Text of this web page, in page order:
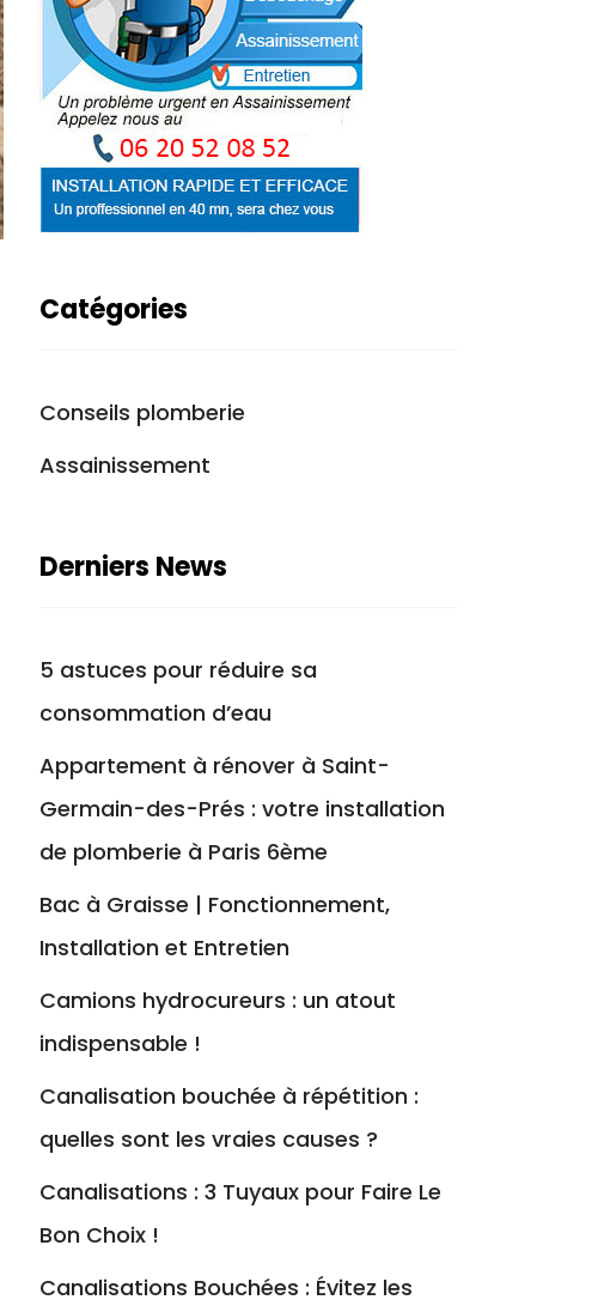
Catégories
Conseils plomberie
Assainissement
Derniers News
5 astuces pour réduire sa
consommation d’eau
Appartement à rénover à Saint-
Germain-des-Prés : votre installation
de plomberie à Paris 6ème
Bac à Graisse | Fonctionnement,
Installation et Entretien
Camions hydrocureurs : un atout
indispensable !
Canalisation bouchée à répétition :
quelles sont les vraies causes ?
Canalisations : 3 Tuyaux pour Faire Le
Bon Choix !
Canalisations Bouchées : Évitez les